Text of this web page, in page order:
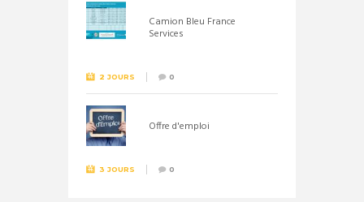
Camion Bleu France
Services
2 JOURS 0
Offre d'emploi
3 JOURS 0